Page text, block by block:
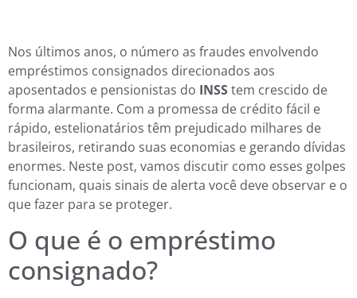
Nos últimos anos, o número as fraudes envolvendo
empréstimos consignados direcionados aos
aposentados e pensionistas do INSStem crescido de
forma alarmante. Com a promessa de crédito fácil e
rápido, estelionatários têm prejudicado milhares de
brasileiros, retirando suas economias e gerando dívidas
enormes. Neste post, vamos discutir como esses golpes
funcionam, quais sinais de alerta você deve observar e o
que fazer para se proteger.
O que é o empréstimo
consignado?